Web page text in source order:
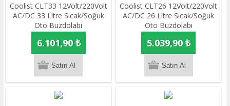
Coolist CLT33 12Volt/220Volt
AC/DC 33 Litre Sıcak/Soğuk
Oto Buzdolabı
6.101,90 ₺
Coolist CLT26 12Volt/220Volt
AC/DC 26 Litre Sıcak/Soğuk
Oto Buzdolabı
5.039,90 ₺